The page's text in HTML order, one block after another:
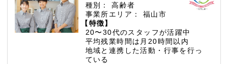
種別：
高齢者
事業所エリア：
福山市
【特徴】
20〜30代のスタッフが活躍中
平均残業時間は月20時間以内
地域と連携した活動・行事を行っ
ている